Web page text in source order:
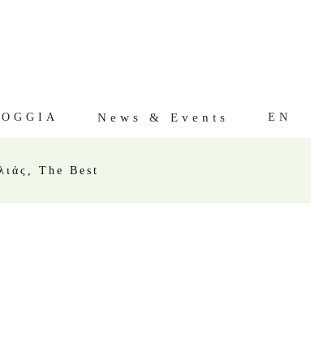
News & Events EN
The Best